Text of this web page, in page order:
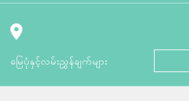
မြေပုံနှင့်လမ်းညွှန်ချက်များ